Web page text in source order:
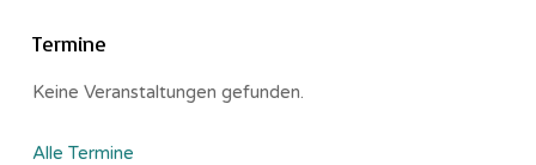
Termine
Keine Veranstaltungen gefunden.
Alle Termine